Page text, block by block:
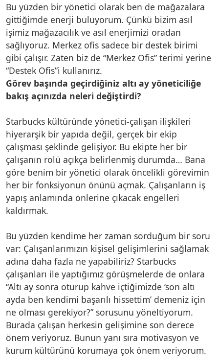
Bu yüzden bir yönetici olarak ben de mağazalara
gittiğimde enerji buluyorum. Çünkü bizim asıl
işimiz mağazacılık ve asıl enerjimizi oradan
sağlıyoruz. Merkez ofis sadece bir destek birimi
gibi çalışır. Zaten biz de “Merkez Ofis” terimi yerine
“Destek Ofis”i kullanırız.
Görev başında geçirdiğiniz altı ay yöneticiliğe
bakış açınızda neleri değiştirdi?
Starbucks kültüründe yönetici-çalışan ilişkileri
hiyerarşik bir yapıda değil, gerçek bir ekip
çalışması şeklinde gelişiyor. Bu ekipte her bir
çalışanın rolü açıkça belirlenmiş durumda… Bana
göre benim bir yönetici olarak öncelikli görevimin
her bir fonksiyonun önünü açmak. Çalışanların iş
yapış anlamında önlerine çıkacak engelleri
kaldırmak.
Bu yüzden kendime her zaman sorduğum bir soru
var: Çalışanlarımızın kişisel gelişimlerini sağlamak
adına daha fazla ne yapabiliriz? Starbucks
çalışanları ile yaptığımız görüşmelerde de onlara
“Altı ay sonra oturup kahve içtiğimizde ‘son altı
ayda ben kendimi başarılı hissettim’ demeniz için
ne olması gerekiyor?” sorusunu yöneltiyorum.
Burada çalışan herkesin gelişimine son derece
önem veriyoruz. Bunun yanı sıra motivasyon ve
kurum kültürünü korumaya çok önem veriyorum.